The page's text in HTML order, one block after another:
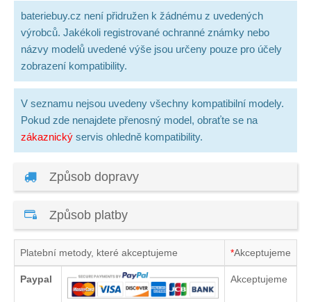
bateriebuy.cz není přidružen k žádnému z uvedených
výrobců. Jakékoli registrované ochranné známky nebo
názvy modelů uvedené výše jsou určeny pouze pro účely
zobrazení kompatibility.
V seznamu nejsou uvedeny všechny kompatibilní modely.
Pokud zde nenajdete přenosný model, obraťte se na
zákaznický servis ohledně kompatibility.
Způsob dopravy
Způsob platby
Platební metody, které akceptujeme *Akceptujeme
Paypal Akceptujeme